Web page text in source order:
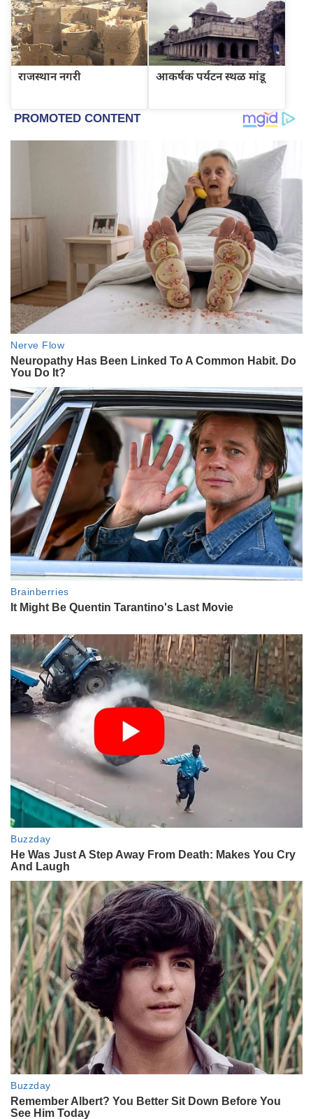
राजस्थान नगरी आकर्षक पर्यटन स्थळ मांडू